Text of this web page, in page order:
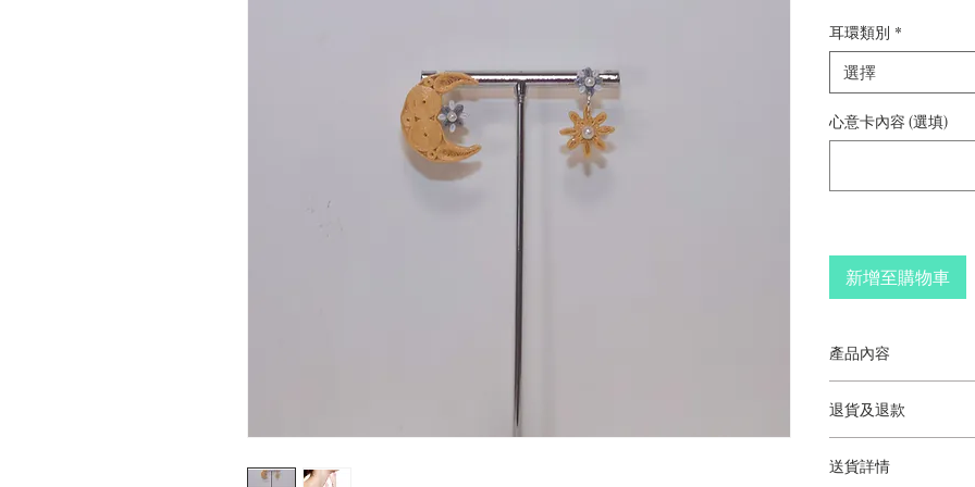
耳環類別 *
選擇
心意卡內容 (選填)
新增至購物車
產品內容
香港手工製作
顏色因市場供應
照片只供參考
退貨及退款
送貨詳情